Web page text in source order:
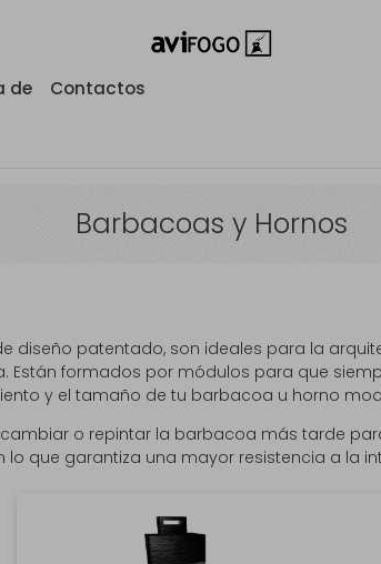
de Contactos
Barbacoas y Hornos
diseño patentado, son ideales para la
Están formados por módulos para que
y el tamaño de tu barbacoa u horno
o repintar la barbacoa más tarde
que garantiza una mayor resistencia a la